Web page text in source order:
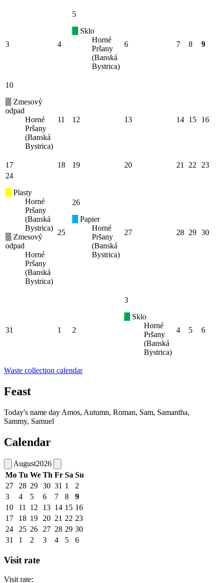
3 4
5
Sklo
Horné
Pršany
(Banská
Bystrica)
6 7 8 9
10
Zmesový
odpad
Horné
Pršany
(Banská
Bystrica)
11 12 13 14 15 16
17 18 19 20 21 22
23
24
Plasty
Horné
Pršany
(Banská
Bystrica)
Zmesový
odpad
Horné
Pršany
(Banská
Bystrica)
25
26
Papier
Horné
Pršany
(Banská
Bystrica)
27 28 29 30
31 1 2
3
Sklo
Horné
Pršany
(Banská
Bystrica)
4 5 6
Waste collection calendar
Feast
Today's name day Amos, Autumn, Roman, Sam, Samantha,
Sammy, Samuel
Calendar
August2026
Mo Tu We Th Fr Sa Su
27
28 29 30 31 1
2
3
4 5 6 7 8
9
10
11 12 13 14 15 16
17
18 19 20 21 22 23
24
25 26 27 28 29 30
31
1 2 3 4 5 6
Visit rate
Visit rate: